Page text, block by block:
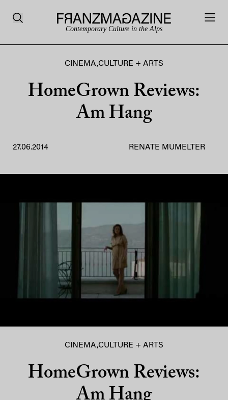
Contemporary Culture in the Alps
CINEMA,CULTURE + ARTS
HomeGrown Reviews:
Am Hang
27.06.2014 RENATE MUMELTER
CINEMA,CULTURE + ARTS
HomeGrown Reviews:
Am Hang